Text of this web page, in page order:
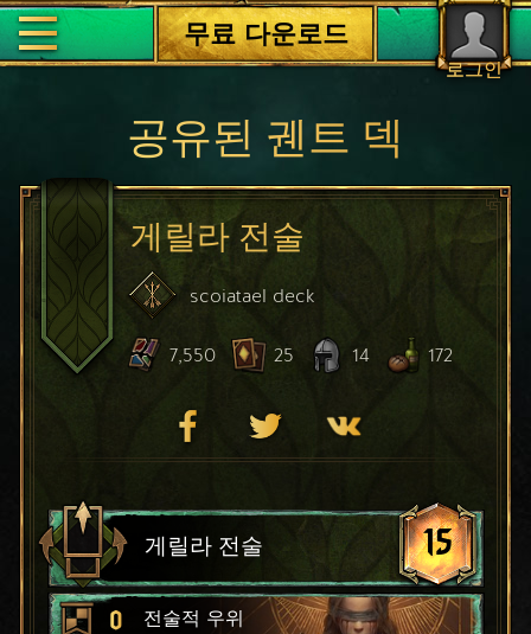
로그인
무료 다운로드
공유된 궨트 덱
게릴라 전술
scoiatael deck
7,550 25 14 172
게릴라 전술 15
0 전술적 우위